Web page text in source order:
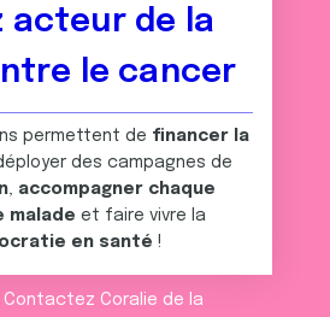
acteur de la
le cancer
permettent de financer la
des campagnes de
, accompagner chaque
malade et faire vivre la
en santé !
Contactez Coralie de la